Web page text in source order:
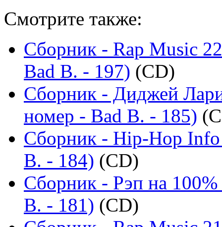
Смотрите также:
Сборник - Rap Music
Bad B. - 197) (CD)
Сборник - Диджей
номер - Bad B. - 185)
Сборник - Hip-Hop
B. - 184) (CD)
Сборник - Рэп на
B. - 181) (CD)